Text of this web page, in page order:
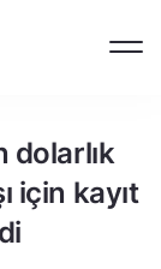
dolarlık
için kayıt